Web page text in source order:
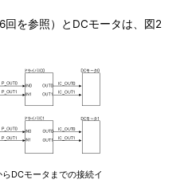
を参照）とDCモータは、図2
DCモータまでの接続イ